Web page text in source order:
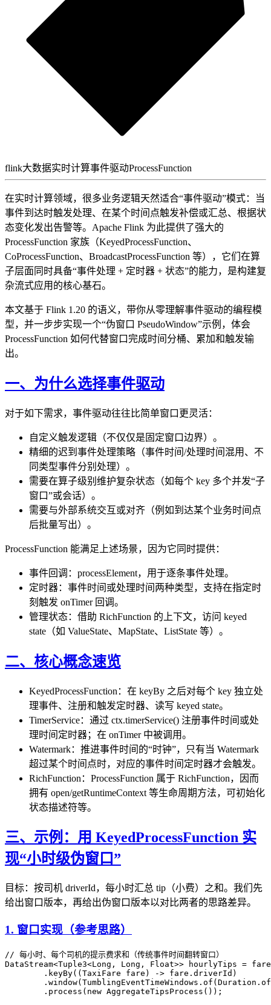
flink大数据实时计算事件驱动ProcessFunction
在实时计算领域，很多业务逻辑天然适合“事件驱动”模式：当
事件到达时触发处理、在某个时间点触发补偿或汇总、根据状
态变化发出告警等。Apache Flink 为此提供了强大的
ProcessFunction 家族（KeyedProcessFunction、
CoProcessFunction、BroadcastProcessFunction 等），它们在算
子层面同时具备“事件处理 + 定时器 + 状态”的能力，是构建复
杂流式应用的核心基石。
本文基于 Flink 1.20 的语义，带你从零理解事件驱动的编程模
型，并一步步实现一个“伪窗口 PseudoWindow”示例，体会
ProcessFunction 如何代替窗口完成时间分桶、累加和触发输
出。
一、为什么选择事件驱动
对于如下需求，事件驱动往往比简单窗口更灵活：
自定义触发逻辑（不仅仅是固定窗口边界）。
精细的迟到事件处理策略（事件时间/处理时间混用、不
同类型事件分别处理）。
需要在算子级别维护复杂状态（如每个 key 多个并发“子
窗口”或会话）。
需要与外部系统交互或对齐（例如到达某个业务时间点
后批量写出）。
ProcessFunction 能满足上述场景，因为它同时提供：
事件回调：processElement，用于逐条事件处理。
定时器：事件时间或处理时间两种类型，支持在指定时
刻触发 onTimer 回调。
管理状态：借助 RichFunction 的上下文，访问 keyed
state（如 ValueState、MapState、ListState 等）。
二、核心概念速览
KeyedProcessFunction：在 keyBy 之后对每个 key 独立处
理事件、注册和触发定时器、读写 keyed state。
TimerService：通过 ctx.timerService() 注册事件时间或处
理时间定时器；在 onTimer 中被调用。
Watermark：推进事件时间的“时钟”，只有当 Watermark
超过某个时间点时，对应的事件时间定时器才会触发。
RichFunction：ProcessFunction 属于 RichFunction，因而
拥有 open/getRuntimeContext 等生命周期方法，可初始化
状态描述符等。
三、示例：用 KeyedProcessFunction 实
现“小时级伪窗口”
目标：按司机 driverId，每小时汇总 tip（小费）之和。我们先
给出窗口版本，再给出伪窗口版本以对比两者的思路差异。
1. 窗口实现（参考思路）
// 每小时、每个司机的提示费求和（传统事件时间翻转窗口）
DataStream<Tuple3<Long , Long , Float>> hourlyTips =
        .
keyBy(( TaxiFare fare) -> fare . driverId )
        .
window( TumblingEventTimeWindows . of ( Duration .
        .
process ( new AggregateTipsProcess ());